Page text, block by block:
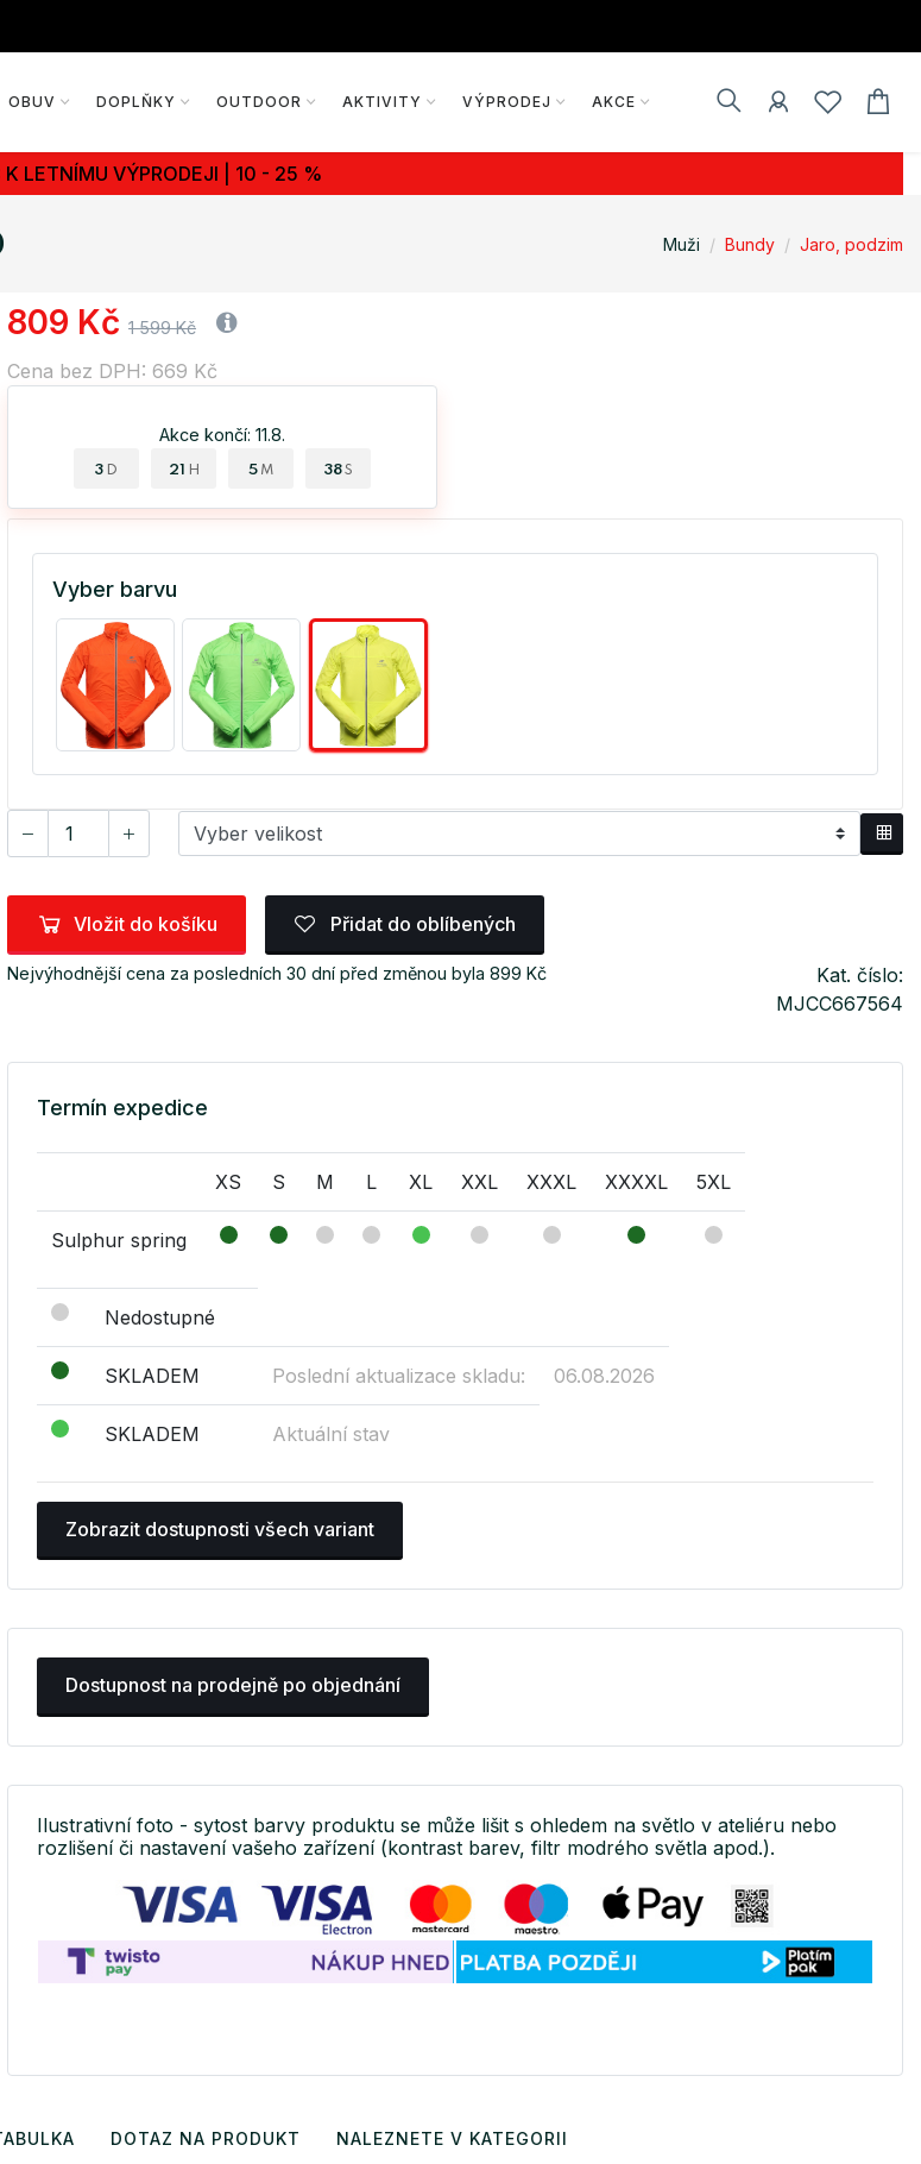
OBUV DOPLŇKY OUTDOOR AKTIVITY VÝPRODEJ AKCE
K LETNÍMU VÝPRODEJI | 10 - 25 %
Muži Bundy Jaro, podzim
809 Kč 1 599 Kč
Cena bez DPH: 669 Kč
Akce končí: 11.8.
3 D 21 H 5 M 37S
Vyber barvu
Vložit do košíku Přidat do oblíbených
Nejvýhodnější cena za posledních 30 dní před změnou byla 899 Kč
Kat. číslo:
MJCC667564
Termín expedice
XS S M L XL XXL XXXL XXXXL 5XL
Sulphur spring
Nedostupné
SKLADEM Poslední aktualizace skladu: 06.08.2026
SKLADEM Aktuální stav
Zobrazit dostupnosti všech variant
Dostupnost na prodejně po objednání
Ilustrativní foto - sytost barvy produktu se může lišit s ohledem na světlo v ateliéru nebo
rozlišení či nastavení vašeho zařízení (kontrast barev, filtr modrého světla apod.).
DOTAZ NA PRODUKT NALEZNETE V KATEGORII